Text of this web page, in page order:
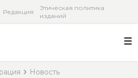
Редакция
Этическая политика
изданий
Новость